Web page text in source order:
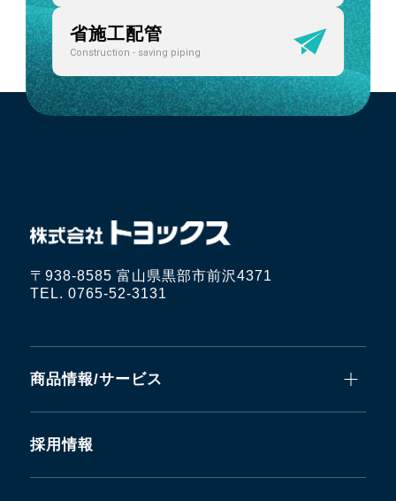
省施工配管
Construction - saving piping
〒938-8585 富山県黒部市前沢4371
TEL. 0765-52-3131
商品情報/サービス
採用情報